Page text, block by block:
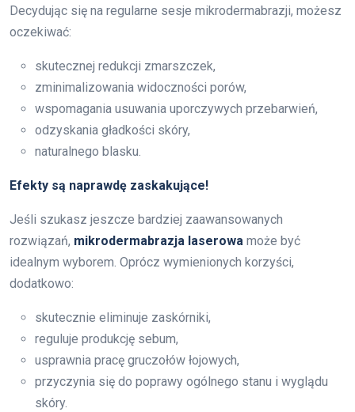
Decydując się na regularne sesje mikrodermabrazji, możesz
oczekiwać:
skutecznej redukcji zmarszczek,
zminimalizowania widoczności porów,
wspomagania usuwania uporczywych przebarwień,
odzyskania gładkości skóry,
naturalnego blasku.
Efekty są naprawdę zaskakujące!
Jeśli szukasz jeszcze bardziej zaawansowanych
rozwiązań, mikrodermabrazja laserowa może być
idealnym wyborem. Oprócz wymienionych korzyści,
dodatkowo:
skutecznie eliminuje zaskórniki,
reguluje produkcję sebum,
usprawnia pracę gruczołów łojowych,
przyczynia się do poprawy ogólnego stanu i wyglądu
skóry.